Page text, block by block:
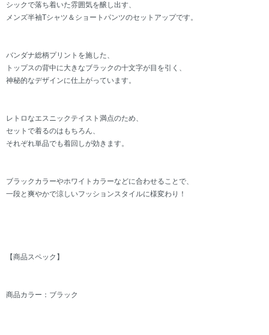
シックで落ち着いた雰囲気を醸し出す、
メンズ半袖Tシャツ＆ショートパンツのセットアップです。
バンダナ総柄プリントを施した、
トップスの背中に大きなブラックの十文字が目を引く、
神秘的なデザインに仕上がっています。
レトロなエスニックテイスト満点のため、
セットで着るのはもちろん、
それぞれ単品でも着回しが効きます。
ブラックカラーやホワイトカラーなどに合わせることで、
一段と爽やかで涼しいフッションスタイルに様変わり！
【商品スペック】
商品カラー：ブラック